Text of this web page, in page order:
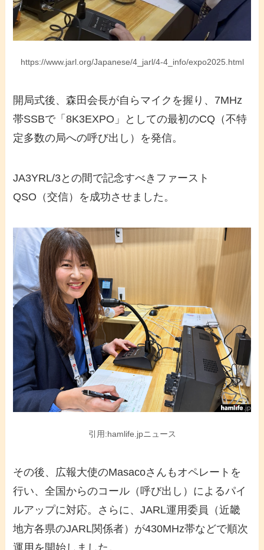
https://www.jarl.org/Japanese/4_jarl/4-4_info/expo2025.html
開局式後、森田会長が自らマイクを握り、7MHz
帯SSBで「8K3EXPO」としての最初のCQ（不特
定多数の局への呼び出し）を発信。
JA3YRL/3との間で記念すべきファースト
QSO（交信）を成功させました。
引用:hamlife.jpニュース
その後、広報大使のMasacoさんもオペレートを
行い、全国からのコール（呼び出し）によるパイ
ルアップに対応。さらに、JARL運用委員（近畿
地方各県のJARL関係者）が430MHz帯などで順次
運用を開始しました。